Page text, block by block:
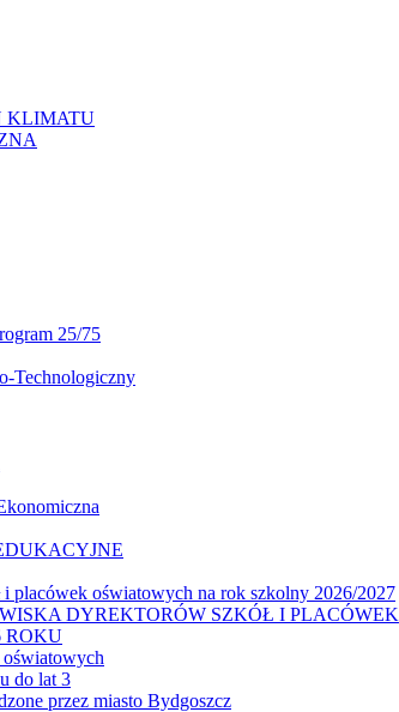
KLIMATU
25/75
Technologiczny
i placówek oświatowych na rok szkolny 2026/2027
DYREKTORÓW SZKÓŁ I PLACÓWEK
ROKU
do lat 3
przez miasto Bydgoszcz